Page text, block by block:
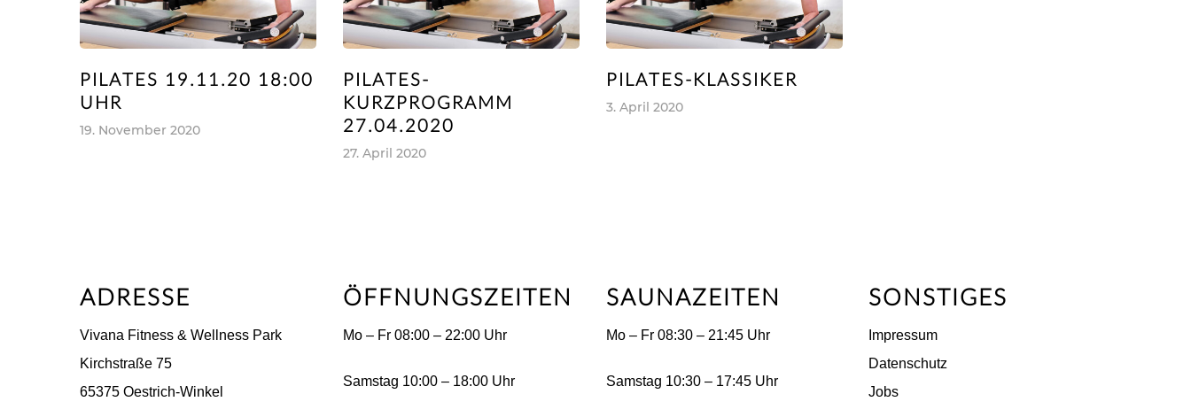
PILATES 19.11.20 18:00
UHR
19. November 2020
PILATES-
KURZPROGRAMM
27.04.2020
27. April 2020
PILATES-KLASSIKER
3. April 2020
ADRESSE
Vivana Fitness & Wellness Park
Kirchstraße 75
65375 Oestrich-Winkel
ÖFFNUNGSZEITEN
Mo – Fr 08:00 – 22:00 Uhr
Samstag 10:00 – 18:00 Uhr
SAUNAZEITEN
Mo – Fr 08:30 – 21:45 Uhr
Samstag 10:30 – 17:45 Uhr
SONSTIGES
Impressum
Datenschutz
Jobs